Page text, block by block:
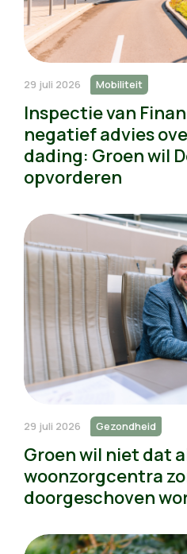
29 juli 2026 Mobiliteit
Inspectie van
negatief advies
dading: Groen wil
opvorderen
29 juli 2026 Gezondheid
Groen wil niet dat
woonzorgcentra
doorgeschoven